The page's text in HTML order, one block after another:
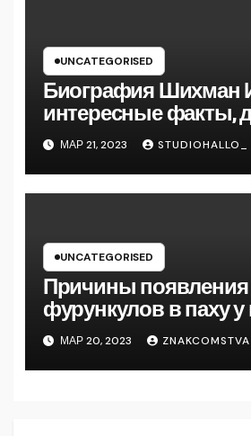
UNCATEGORISED
Биография Шихман
интересные факты,
и путь к успеху
МАР 21, 2023 STUDIOHALLO_
UNCATEGORISED
Причины появления
фурункулов в паху
МАР 20, 2023